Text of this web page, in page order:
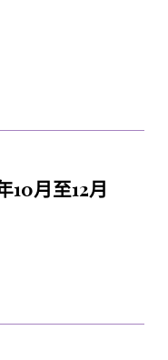
10月至12月